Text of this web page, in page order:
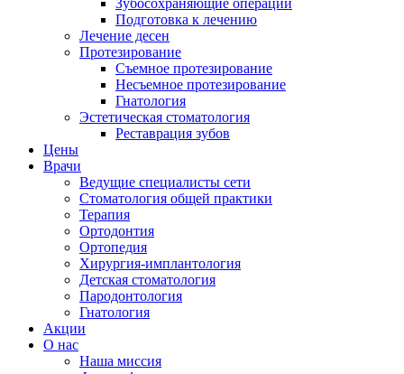
Зубосохраняющие операции
Подготовка к лечению
Лечение десен
Протезирование
Съемное протезирование
Несъемное протезирование
Гнатология
Эстетическая стоматология
Реставрация зубов
Цены
Врачи
Ведущие специалисты сети
Стоматология общей практики
Терапия
Ортодонтия
Ортопедия
Хирургия-имплантология
Детская стоматология
Пародонтология
Гнатология
Акции
О нас
Наша миссия